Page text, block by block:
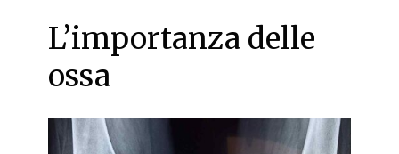
L’importanza delle
ossa